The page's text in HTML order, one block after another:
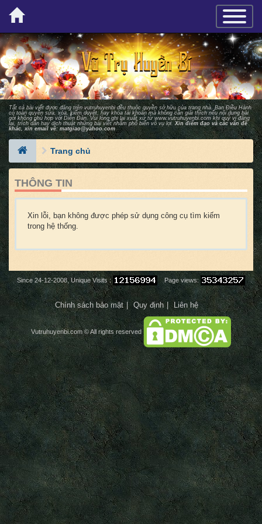
×
Tất cả bài viết được đăng trên vutruhuyenbi đều thuộc quyền sở hữu của trang nhà. Ban Ðiều Hành
có toàn quyền sửa, xóa, kiểm duyệt, hay khóa tài khoản mà không cần giải thích nếu nội dung bài
gởi không phù hợp với Diễn Ðàn. Vui lòng ghi lại xuất xứ từwww.vutruhuyenbi.comkhi quý vị đăng
lại, trích dẫn hay dịch thuật những bài viết nhằm phổ biến vô vụ lợi. Xin điểm đạo và các vấn đề
khác, xin email về: matgiao@yahoo.com
Trang chủ
THÔNG TIN
Xin lỗi, bạn không được phép sử dụng công cụ tìm kiếm
trong hệ thống.
Since 24-12-2008, Unique Visits : Page views:
Chính sách bảo mật Quy định Liên hệ
Vutruhuyenbi.com© All rights reserved